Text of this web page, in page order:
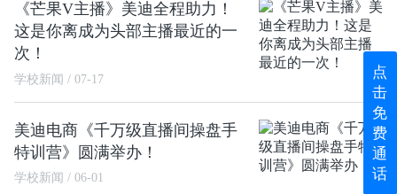
《芒果V主播》美迪全程助力！
这是你离成为头部主播最近的一
次！
学校新闻 / 07-17
美迪电商《千万级直播间操盘手
特训营》圆满举办！
学校新闻 / 06-01
点
击
免
费
通
话